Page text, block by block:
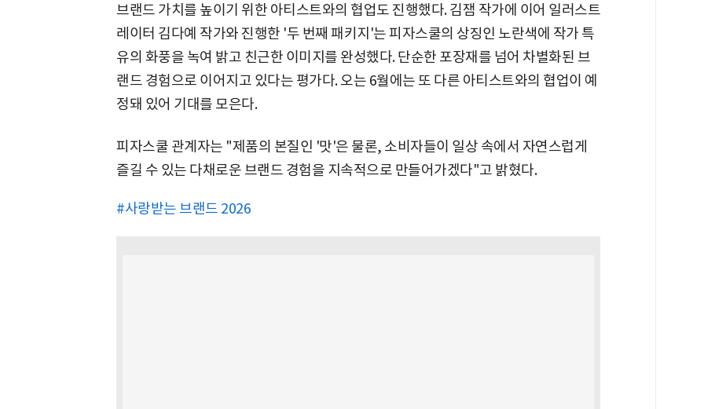
브랜드 가치를 높이기 위한 아티스트와의 협업도 진행했다. 김잼 작가에 이어 일러스트
레이터 김다예 작가와 진행한 '두 번째 패키지'는 피자스쿨의 상징인 노란색에 작가 특
유의 화풍을 녹여 밝고 친근한 이미지를 완성했다. 단순한 포장재를 넘어 차별화된 브
랜드 경험으로 이어지고 있다는 평가다. 오는 6월에는 또 다른 아티스트와의 협업이 예
정돼 있어 기대를 모은다.
피자스쿨 관계자는 "제품의 본질인 '맛'은 물론, 소비자들이 일상 속에서 자연스럽게
즐길 수 있는 다채로운 브랜드 경험을 지속적으로 만들어가겠다"고 밝혔다.
#사랑받는 브랜드 2026